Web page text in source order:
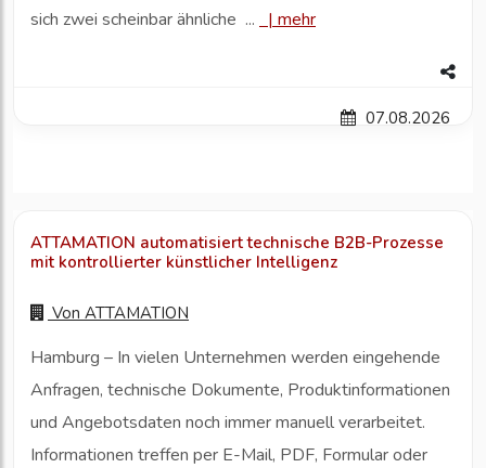
sich zwei scheinbar ähnliche ...
| mehr
07.08.2026
ATTAMATION automatisiert technische B2B-Prozesse
mit kontrollierter künstlicher Intelligenz
Von ATTAMATION
Hamburg – In vielen Unternehmen werden eingehende
Anfragen, technische Dokumente, Produktinformationen
und Angebotsdaten noch immer manuell verarbeitet.
Informationen treffen per E-Mail, PDF, Formular oder